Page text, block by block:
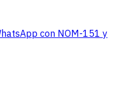
con NOM-151 y